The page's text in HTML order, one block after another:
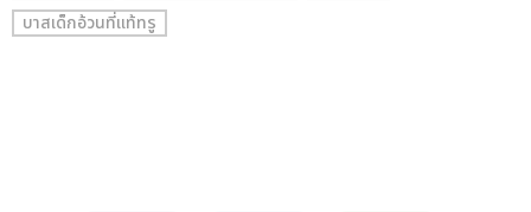
บาสเด็กอ้วนที่แท้ทรู